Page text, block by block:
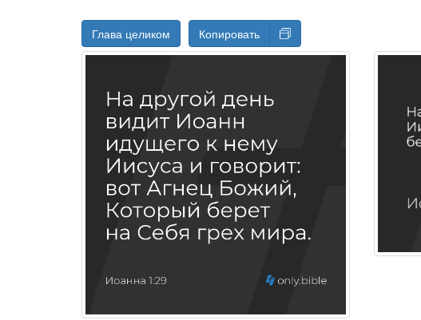
Глава целиком Копировать